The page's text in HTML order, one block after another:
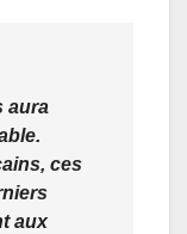
aura
ces
aux